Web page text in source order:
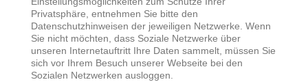
Privatsphäre, entnehmen Sie bitte den
Datenschutzhinweisen der jeweiligen Netzwerke. Wenn
Sie nicht möchten, dass Soziale Netzwerke über
unseren Internetauftritt Ihre Daten sammelt, müssen Sie
sich vor Ihrem Besuch unserer Webseite bei den
Sozialen Netzwerken ausloggen.